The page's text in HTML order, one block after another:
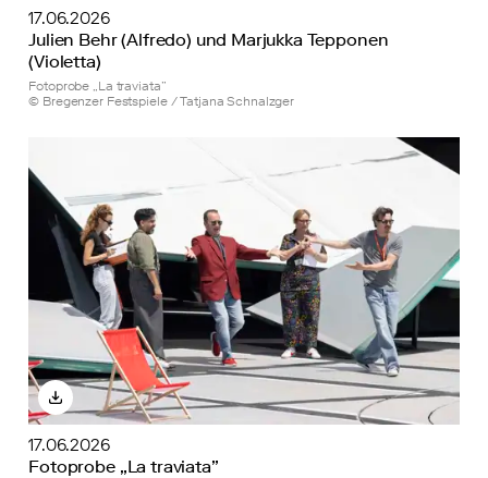
17.06.2026
Julien Behr (Alfredo) und Marjukka Tepponen
(Violetta)
Fotoprobe „La traviata”
© Bregenzer Festspiele / Tatjana Schnalzger
17.06.2026
Fotoprobe „La traviata”